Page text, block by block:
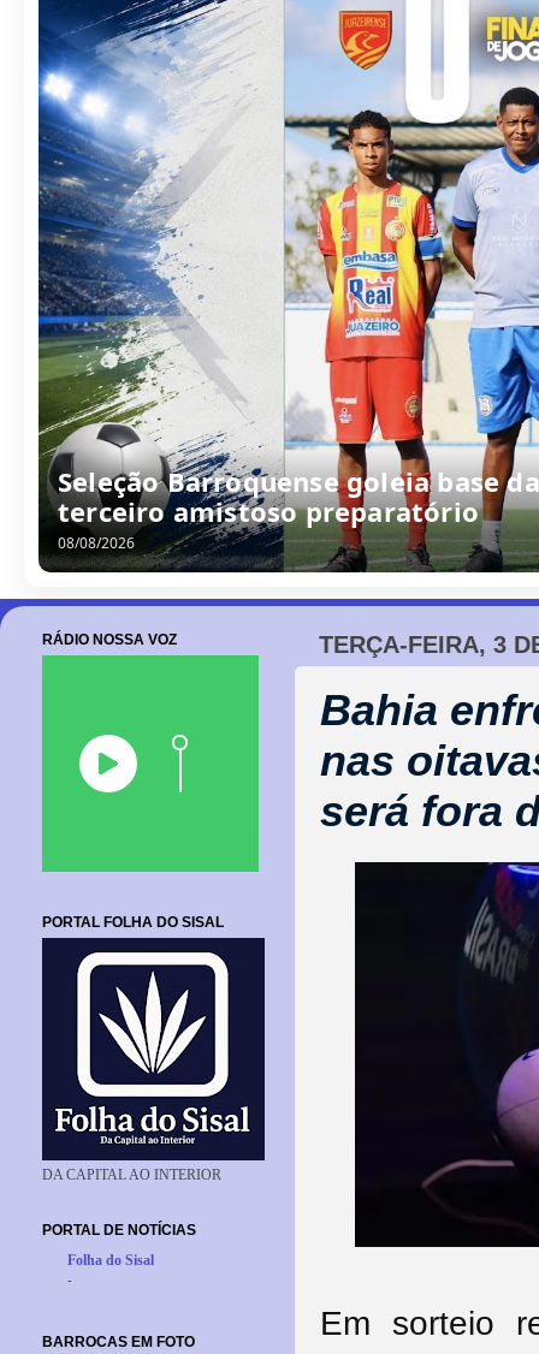
Seleção Barroquense goleia base
terceiro amistoso preparatório
08/08/2026
TERÇA-FEIRA, 3
Bahia
nas
será fora
Em sorteio
RÁDIO NOSSA VOZ
PORTAL FOLHA DO SISAL
DA CAPITAL AO INTERIOR
PORTAL DE NOTÍCIAS
Folha do Sisal
-
BARROCAS EM FOTO